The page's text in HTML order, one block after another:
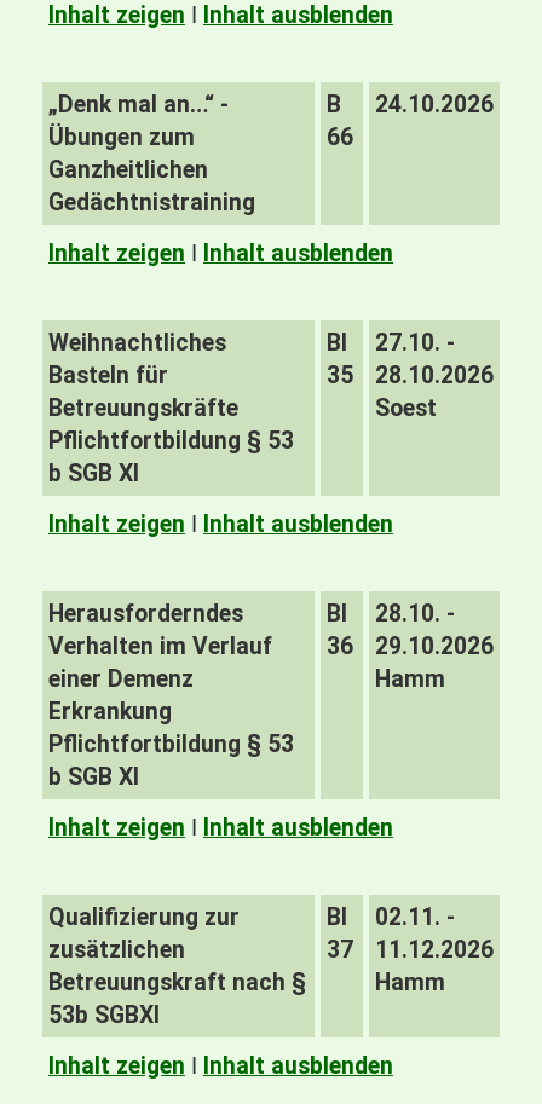
Inhalt zeigen I Inhalt ausblenden
„Denk mal an…“ -
Übungen zum
Ganzheitlichen
Gedächtnistraining
B
66
24.10.2026
Inhalt zeigen I Inhalt ausblenden
Weihnachtliches
Basteln für
Betreuungskräfte
Pflichtfortbildung § 53
b SGB XI
BI
35
27.10. -
28.10.2026
Soest
Inhalt zeigen I Inhalt ausblenden
Herausforderndes
Verhalten im Verlauf
einer Demenz
Erkrankung
Pflichtfortbildung § 53
b SGB XI
BI
36
28.10. -
29.10.2026
Hamm
Inhalt zeigen I Inhalt ausblenden
Qualifizierung zur
zusätzlichen
Betreuungskraft nach §
53b SGBXI
BI
37
02.11. -
11.12.2026
Hamm
Inhalt zeigen I Inhalt ausblenden